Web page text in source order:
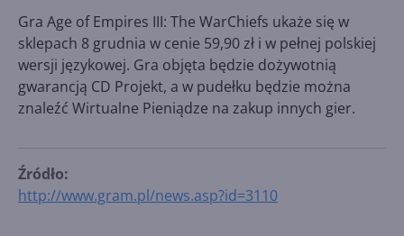
Gra Age of Empires III: The WarChiefs ukaże się w
sklepach 8 grudnia w cenie 59,90 zł i w pełnej polskiej
wersji językowej. Gra objęta będzie dożywotnią
gwarancją CD Projekt, a w pudełku będzie można
znaleźć Wirtualne Pieniądze na zakup innych gier.
Źródło:
http://www.gram.pl/news.asp?id=3110